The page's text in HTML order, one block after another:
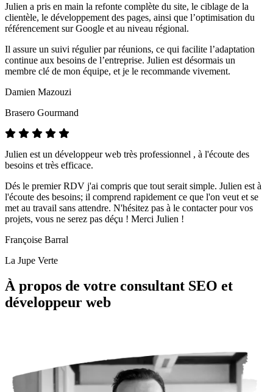
Julien a pris en main la refonte complète du site, le ciblage de la
clientèle, le développement des pages, ainsi que l’optimisation du
référencement sur Google et au niveau régional.
Il assure un suivi régulier par réunions, ce qui facilite l’adaptation
continue aux besoins de l’entreprise. Julien est désormais un
membre clé de mon équipe, et je le recommande vivement.
Damien Mazouzi
Brasero Gourmand
Julien est un développeur web très professionnel , à l'écoute des
besoins et très efficace.
Dés le premier RDV j'ai compris que tout serait simple. Julien est à
l'écoute des besoins; il comprend rapidement ce que l'on veut et se
met au travail sans attendre. N'hésitez pas à le contacter pour vos
projets, vous ne serez pas déçu ! Merci Julien !
Françoise Barral
La Jupe Verte
À propos de votre consultant SEO et
développeur web